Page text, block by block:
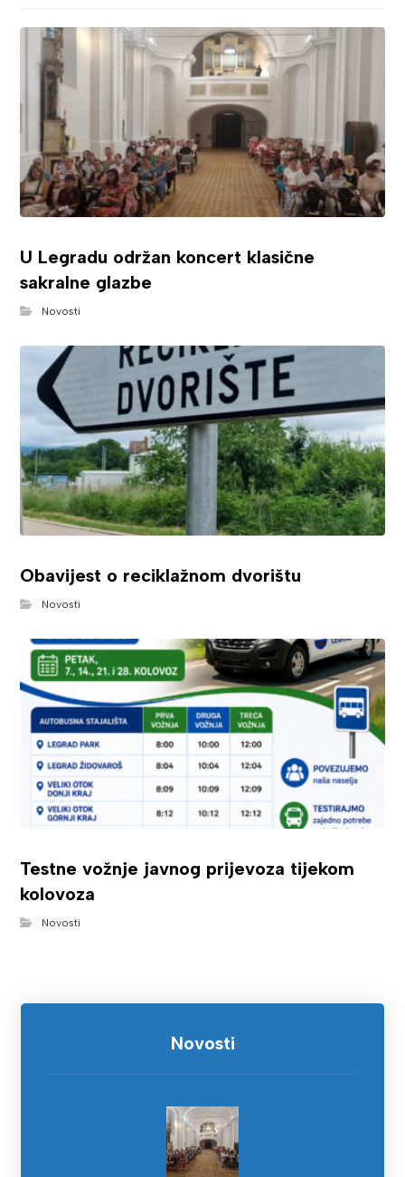
U Legradu održan koncert klasične
sakralne glazbe
Novosti
Obavijest o reciklažnom dvorištu
Novosti
Testne vožnje javnog prijevoza tijekom
kolovoza
Novosti
Novosti